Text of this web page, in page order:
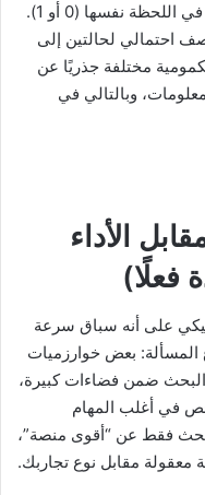
البِت الكلاسيكي يحمل قيمة واحدة فقط في اللحظة نفسها (0 أو 1).
احتمالي لحالتين إلى
مختلفة جذريًا عن
وبالتالي في
الأداء
فعلًا)
على أنه سباق سرعة
بعض خوارزميات
ضمن فضاءات كبيرة،
في أغلب المهام
تبحث فقط عن “أقوى منصة”،
مقابل نوع تجاربك.